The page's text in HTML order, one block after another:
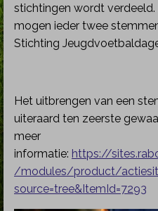
stichtingen wordt
mogen ieder twee
Stichting
Het uitbrengen van een
uiteraard ten zeerste
meer
informatie: https://
/modules/product/
source=tree&ItemId=7293